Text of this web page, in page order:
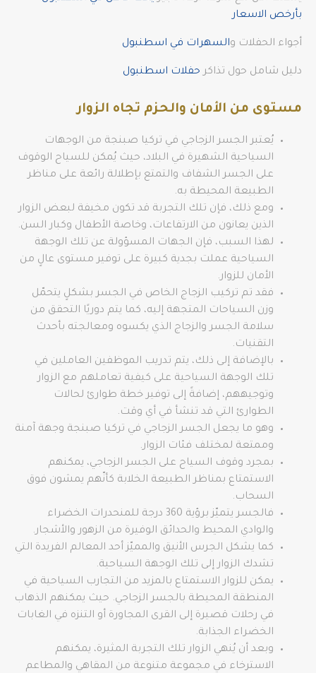
بأرخص الاسعار
أجواء الحفلات والسهرات في اسطنبول
دليل شامل حول تذاكر حفلات اسطنبول
مستوى من الأمان والحزم تجاه الزوار
يُعتبر الجسر الزجاجي في تركيا صبنجة من الوجهات
السياحية الشهيرة في البلاد، حيث يُمكن للسياح الوقوف
على الجسر الشفاف والتمتع بإطلالة رائعة على مناظر
الطبيعة المحيطة به.
ومع ذلك، فإن تلك التجربة قد تكون مخيفة لبعض الزوار
الذين يعانون من الارتفاعات، وخاصة الأطفال وكبار السن.
لهذا السبب، فإن الجهات المسؤولة عن تلك الوجهة
السياحية عملت بجدية كبيرة على توفير مستوى عالٍ من
الأمان للزوار.
فقد تم تركيب الزجاج الخاص في الجسر بشكلٍ يتحمّل
وزن السياحات المتجهة إليه، كما يتم دوريًا التحقق من
سلامة الجسر والزجاج الذي يكسوه ومعالجته بأحدث
التقنيات.
بالإضافة إلى ذلك، يتم تدريب الموظفين العاملين في
تلك الوجهة السياحية على كيفية تعاملهم مع الزوار
وتوجيههم، إضافةً إلى توفير خطة طوارئ لحالات
الطوارئ التي قد تنشأ في أي وقت.
وهو ما يجعل الجسر الزجاجي في تركيا صبنجة وجهة آمنة
وممتعة لمختلف فئات الزوار.
بمجرد وقوف السياح على الجسر الزجاجي، يمكنهم
الاستمتاع بمناظر الطبيعة الخلابة كأنّهم يمشون فوق
السحاب.
فالجسر يتميّز برؤية 360 درجة للمنحدرات الخضراء
والوادي المحيط والحدائق الوفيرة من الزهور والأشجار.
كما يشكل الجرس الأنيق والمميّز أحد المعالم الفريدة التي
تشدك الزوار إلى تلك الوجهة السياحية.
يمكن للزوار الاستمتاع بالمزيد من التجارب السياحية في
المنطقة المحيطة بالجسر الزجاجي. حيث يمكنهم الذهاب
في رحلات قصيرة إلى القرى المجاورة أو التنزه في الغابات
الخضراء الجذابة.
وبعد أن يُنهي الزوار تلك التجربة المثيرة، يمكنهم
الاسترخاء في مجموعة متنوعة من المقاهي والمطاعم